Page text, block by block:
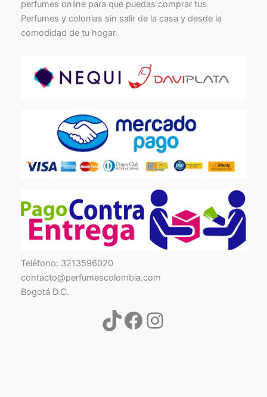
perfumes online para que puedas comprar tus
Perfumes y colonias sin salir de la casa y desde la
comodidad de tu hogar.
Teléfono: 3213596020
contacto@perfumescolombia.com
Bogotá D.C.
TikTokFacebook
Instagram